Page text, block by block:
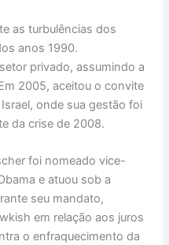
as turbulências dos
anos 1990.
privado, assumindo a
2005, aceitou o convite
onde sua gestão foi
da crise de 2008.
foi nomeado vice-
e atuou sob a
seu mandato,
em relação aos juros
o enfraquecimento da